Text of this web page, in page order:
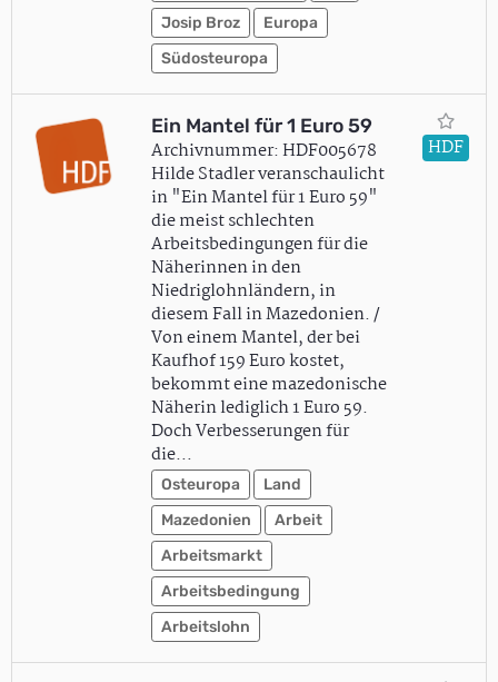
Josip Broz
Europa
Südosteuropa
Ein Mantel für 1 Euro 59
Archivnummer: HDF005678
Hilde Stadler veranschaulicht
in "Ein Mantel für 1 Euro 59"
die meist schlechten
Arbeitsbedingungen für die
Näherinnen in den
Niedriglohnländern, in
diesem Fall in Mazedonien. /
Von einem Mantel, der bei
Kaufhof 159 Euro kostet,
bekommt eine mazedonische
Näherin lediglich 1 Euro 59.
Doch Verbesserungen für
die…
Osteuropa
Land
Mazedonien
Arbeit
Arbeitsmarkt
Arbeitsbedingung
Arbeitslohn
HDF